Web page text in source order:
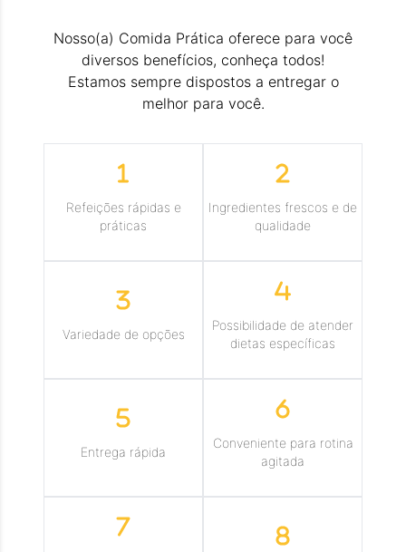
Nosso(a) Comida Prática oferece para você
diversos benefícios, conheça todos!
Estamos sempre dispostos a entregar o
melhor para você.
Refeições rápidas e
práticas
Ingredientes frescos e de
qualidade
Variedade de opções
Possibilidade de atender
dietas específicas
Entrega rápida
Conveniente para rotina
agitada